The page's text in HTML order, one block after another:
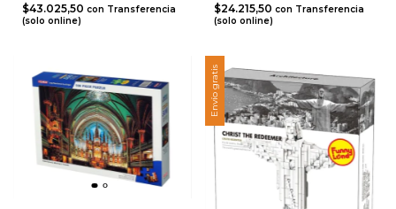
$43.025,50 con Transferencia
(solo online)
$24.215,50 con Transferencia
(solo online)
Envío gratis